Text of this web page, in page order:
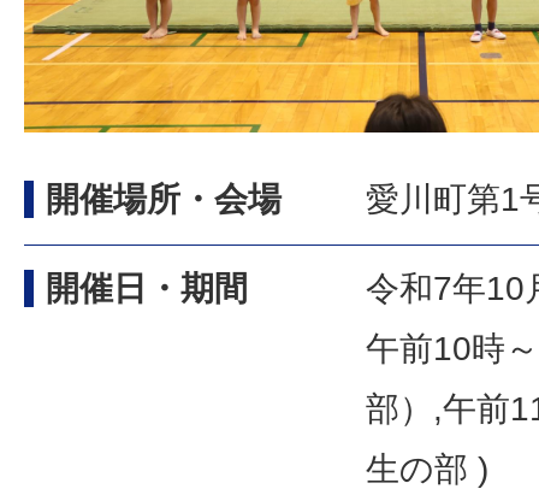
開催場所・会場 愛川町第1
開催日・期間
令和7年10
午前10時
部）,午前
生の部 )